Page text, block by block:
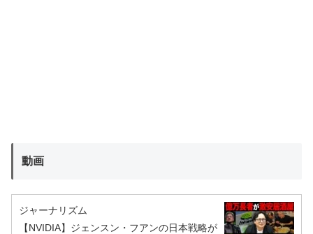
動画
ジャーナリズム
【NVIDIA】ジェンスン・フアンの日本戦略が